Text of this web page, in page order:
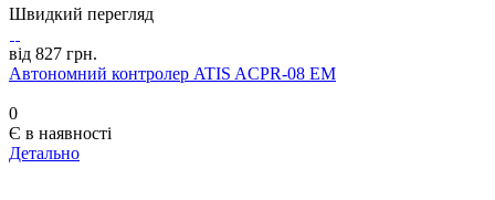
Швидкий перегляд
від 827 грн.
Автономний контролер ATIS ACPR-08 EM
0
Є в наявності
Детально